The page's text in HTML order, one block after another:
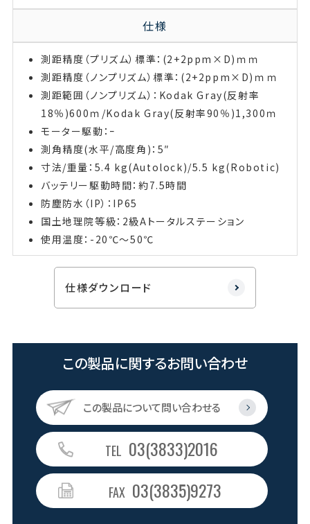
仕様
測距精度（プリズム）標準：(2+2ppm×D)ｍｍ
測距精度（ノンプリズム）標準：(2+2ppm×D)ｍｍ
測距範囲（ノンプリズム）：Kodak Gray(反射率
18％)600ｍ/Kodak Gray(反射率90％)1,300ｍ
モーター駆動：ｰ
測角精度(水平/高度角)：5″
寸法/重量：5.4 kg(Autolock)/5.5 kg(Robotic)
バッテリー駆動時間：約7.5時間
防塵防水（IP）：IP65
国土地理院等級：2級Aトータルステーション
使用温度：-20℃～50℃
仕様ダウンロード
この製品に関するお問い合わせ
この製品について問い合わせる
TEL 03(3833)2016
FAX 03(3835)9273